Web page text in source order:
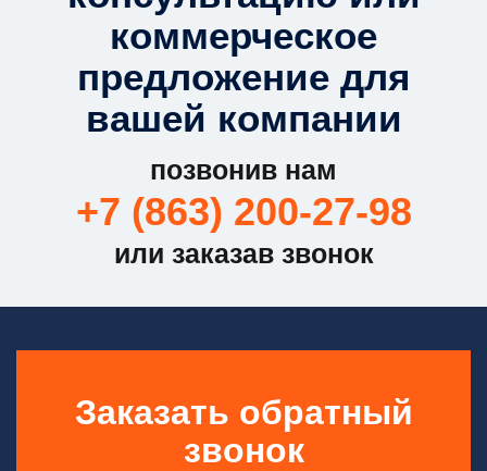
коммерческое
предложение для
вашей компании
позвонив нам
+7 (863) 200-27-98
или заказав звонок
Заказать обратный
звонок